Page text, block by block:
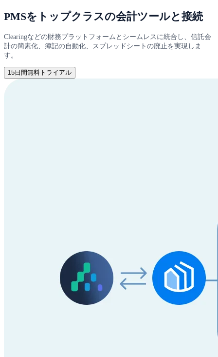
PMSをトップクラスの会計ツールと接続
Clearingなどの財務プラットフォームとシームレスに統合し、信託会
計の簡素化、簿記の自動化、スプレッドシートの廃止を実現しま
す。
15日間無料トライアル